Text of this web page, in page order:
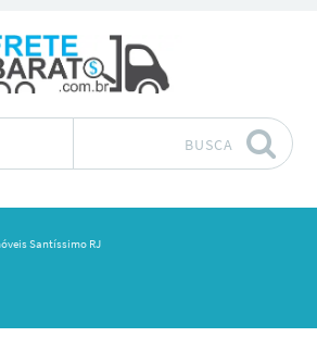
BUSCA
Santíssimo RJ